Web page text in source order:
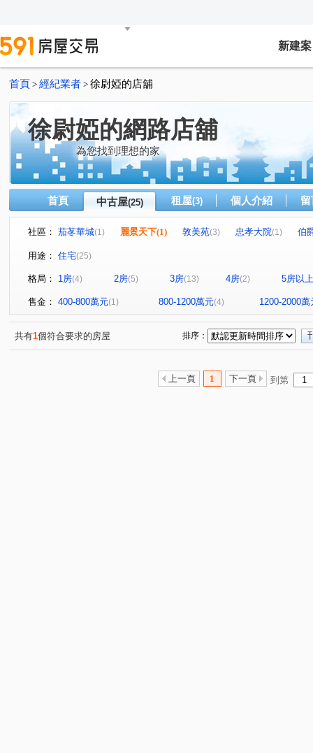
新建案
首頁 > 經紀業者 > 徐尉婭的店舖
徐尉婭的網路店舖
為您找到理想的家
首頁 中古屋(25) 租屋(3) 個人介紹
社區： 茄苳華城(1) 麗景天下(1) 敦美苑(3) 忠孝大院(1)
伯
青春嶺大樓區
星野之森-D區
(1) 卓越芳庭(1) 哲人德林(3) 茄苳路(1)
仁愛路(7) 忠孝東路 伯爵街(2) (1) 保一街
樟樹一路(1) 南興路(1) 連興街(1) 新興路(1)
經國路
成功路四段(1)
用途： 住宅(25)
格局： 1房(4) 2房(5) 3房(13) 4房(2) 5房以上
售金： 400-800萬元(1) 800-1200萬元(4) 1200-2000萬
共有1個符合要求的房屋 排序：
上一頁 1 下一頁 到第